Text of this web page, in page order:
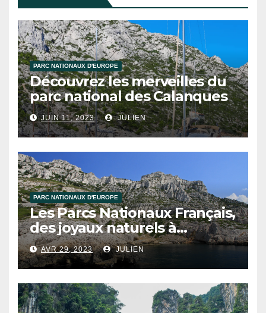
PARC NATIONAUX D'EUROPE
Découvrez les merveilles du
parc national des Calanques
JUIN 11, 2023 JULIEN
PARC NATIONAUX D'EUROPE
Les Parcs Nationaux Français,
des joyaux naturels à
découvrir !
AVR 29, 2023 JULIEN